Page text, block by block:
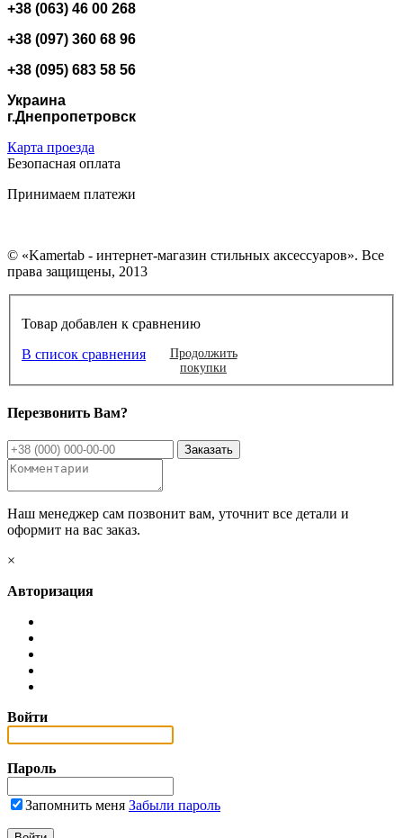
+38 (063) 46 00 268
+38 (097) 360 68 96
+38 (095) 683 58 56
Украина
г.Днепропетровск
Карта проезда
Безопасная оплата
Принимаем платежи
© «Kamertab - интернет-магазин стильных аксессуаров». Все
права защищены, 2013
Товар добавлен к сравнению
В список сравнения
Продолжить
покупки
Перезвонить Вам?
Наш менеджер сам позвонит вам, уточнит все детали и
оформит на вас заказ.
×
Авторизация
Войти
Пароль
Запомнить меня Забыли пароль